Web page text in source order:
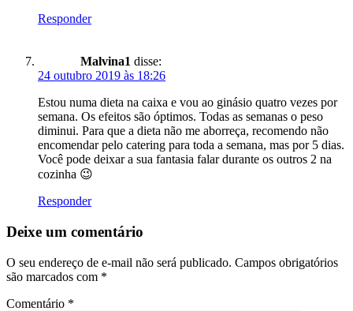
Responder
Malvina1 disse:
24 outubro 2019 às 18:26
Estou numa dieta na caixa e vou ao ginásio quatro vezes por
semana. Os efeitos são óptimos. Todas as semanas o peso
diminui. Para que a dieta não me aborreça, recomendo não
encomendar pelo catering para toda a semana, mas por 5 dias.
Você pode deixar a sua fantasia falar durante os outros 2 na
cozinha 😉
Responder
Deixe um comentário
O seu endereço de e-mail não será publicado. Campos obrigatórios
são marcados com *
Comentário *